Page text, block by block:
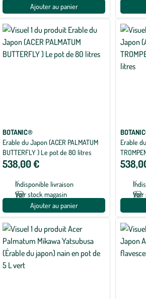
Ajouter au panier
BOTANIC®
Erable du Japon (ACER PALMATUM
BUTTERFLY ) Le pot de 80 litres
538,00 €
Indisponible livraison
Voir stock magasin
Ajouter au panier
Erable
Voir